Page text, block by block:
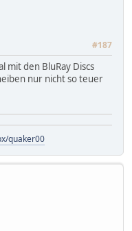
#187
mit den BluRay Discs
nur nicht so teuer
quaker00